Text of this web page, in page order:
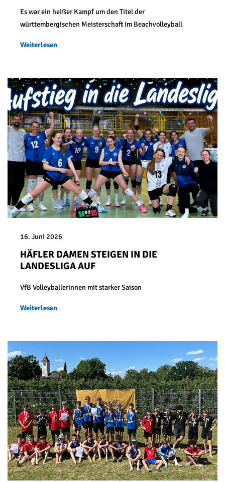
Es war ein heißer Kampf um den Titel der
württembergischen Meisterschaft im Beachvolleyball
Weiterlesen
16. Juni 2026
HÄFLER DAMEN STEIGEN IN DIE
LANDESLIGA AUF
VfB Volleyballerinnen mit starker Saison
Weiterlesen